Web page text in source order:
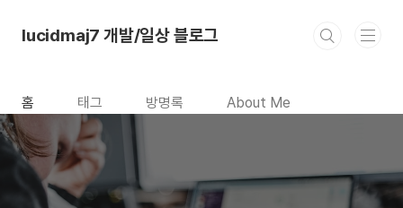
lucidmaj7 개발/일상 블로그
홈 태그 방명록 About Me